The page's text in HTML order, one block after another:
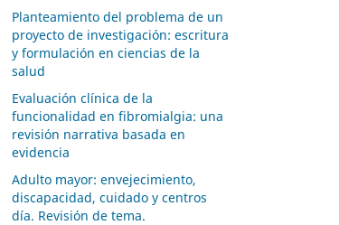
Planteamiento del problema de un
proyecto de investigación: escritura
y formulación en ciencias de la
salud
Evaluación clínica de la
funcionalidad en fibromialgia: una
revisión narrativa basada en
evidencia
Adulto mayor: envejecimiento,
discapacidad, cuidado y centros
día. Revisión de tema.